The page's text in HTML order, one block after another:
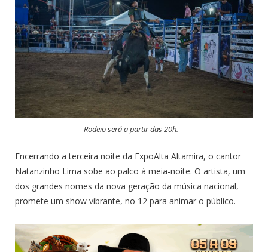
Rodeio será a partir das 20h.
Encerrando a terceira noite da ExpoAlta Altamira, o cantor
Natanzinho Lima sobe ao palco à meia-noite. O artista, um
dos grandes nomes da nova geração da música nacional,
promete um show vibrante, no 12 para animar o público.